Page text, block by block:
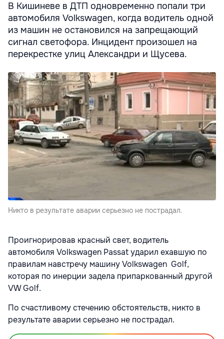
В Кишиневе в ДТП одновременно попали три
автомобиля Volkswagen, когда водитель одной
из машин не остановился на запрещающий
сигнал светофора. Инцидент произошел на
перекрестке улиц Александри и Щусева.
Никто в результате аварии серьезно не пострадал.
Проигнорировав красный свет, водитель
автомобиля Volkswagen Passat ударил ехавшую по
правилам навстречу машину Volkswagen Golf,
которая по инерции задела припаркованный другой
VW Golf.
По счастливому стечению обстоятельств, никто в
результате аварии серьезно не пострадал.